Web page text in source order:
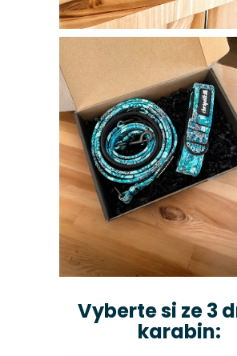
Vyberte si ze 3
karabin: